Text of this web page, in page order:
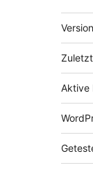
Meta
Version
Aktive